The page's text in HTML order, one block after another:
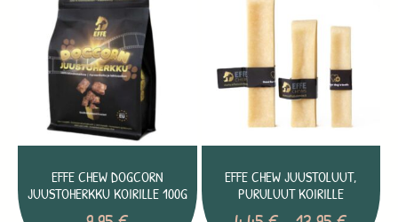
EFFE CHEW DOGCORN
JUUSTOHERKKU KOIRILLE 100G
EFFE CHEW JUUSTOLUUT,
PURULUUT KOIRILLE